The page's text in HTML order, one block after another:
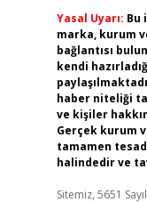
Yasal Uyarı: Bu
marka, kurum
bağlantısı
kendi
haber niteliği
ve kişiler
Gerçek kurum
tamamen
halindedir ve
Sitemiz, 5651